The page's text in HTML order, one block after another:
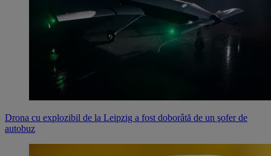
Drona cu explozibil de la Leipzig a fost doborâtă de un şofer de
autobuz